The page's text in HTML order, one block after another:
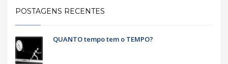
POSTAGENS RECENTES
QUANTO tempo tem o TEMPO?